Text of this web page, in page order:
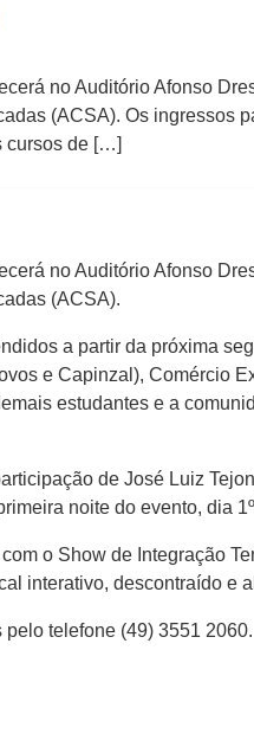
no Auditório Afonso
(ACSA). Os ingressos
cursos de […]
no Auditório Afonso
(ACSA).
a partir da próxima
e Capinzal), Comércio
estudantes e a
de José Luiz
noite do evento, dia
o Show de Integração
interativo, descontraído e
telefone (49) 3551 2060.